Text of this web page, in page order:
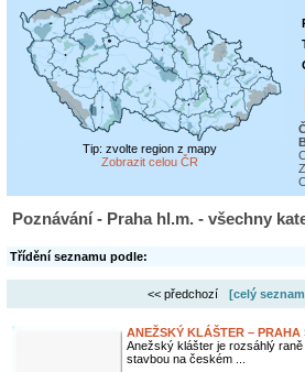
Tip: zvolte region z mapy
Zobrazit celou ČR
Poznávání - Praha hl.m. - všechny
Třídění seznamu podle:
<< předchozí [celý
ANEŽSKÝ KLÁŠTER – PRAHA
Anežský klášter je rozsáhlý
stavbou na českém ...